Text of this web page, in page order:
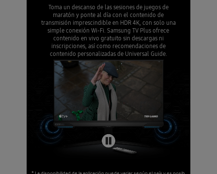
Toma un descanso de las sesiones de juegos de
maratón y ponte al día con el contenido de
transmisión imprescindible en HDR 4K, con solo una
simple conexión Wi-Fi. Samsung TV Plus ofrece
contenido en vivo gratuito sin descargas ni
inscripciones, así como recomendaciones de
contenido personalizadas de Universal Guide.